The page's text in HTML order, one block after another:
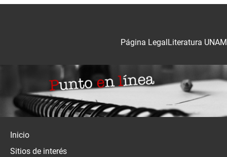
Literatura UNAM
Página Legal
Inicio
Sitios de interés